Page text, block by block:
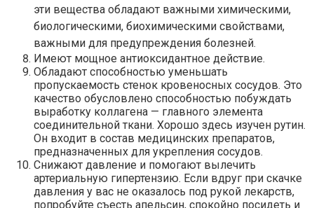
эти вещества обладают важными химическими,
биологическими, биохимическими свойствами,
важными для предупреждения болезней.
Имеют мощное антиоксидантное действие.
Обладают способностью уменьшать
пропускаемость стенок кровеносных сосудов. Это
качество обусловлено способностью побуждать
выработку коллагена — главного элемента
соединительной ткани. Хорошо здесь изучен рутин.
Он входит в состав медицинских препаратов,
предназначенных для укрепления сосудов.
Снижают давление и помогают вылечить
артериальную гипертензию. Если вдруг при скачке
давления у вас не оказалось под рукой лекарств,
попробуйте съесть апельсин, спокойно посидеть и